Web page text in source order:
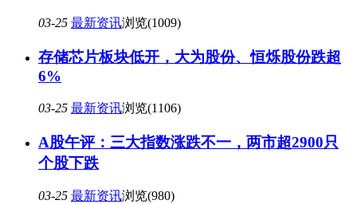
03-25 最新资讯浏览(1009)
存储芯片板块低开，大为股份、恒烁股份跌超
6%
03-25 最新资讯浏览(1106)
A股午评：三大指数涨跌不一，两市超2900只
个股下跌
03-25 最新资讯浏览(980)